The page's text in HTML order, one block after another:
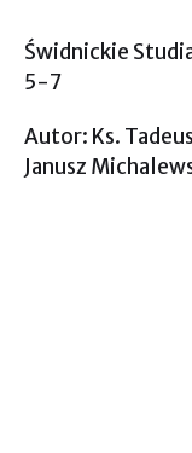
Świdnickie
5-7
Autor: Ks.
Janusz